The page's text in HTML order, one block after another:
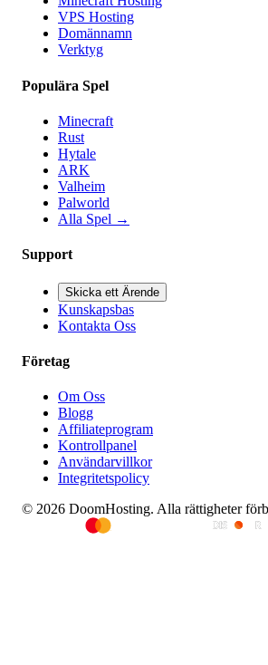
VPS Hosting
Domännamn
Verktyg
Populära Spel
Minecraft
Rust
Hytale
ARK
Valheim
Palworld
Alla Spel →
Support
Skicka ett Ärende
Kunskapsbas
Kontakta Oss
Företag
Om Oss
Blogg
Affiliateprogram
Kontrollpanel
Användarvillkor
Integritetspolicy
© 2026 DoomHosting. Alla rättigheter